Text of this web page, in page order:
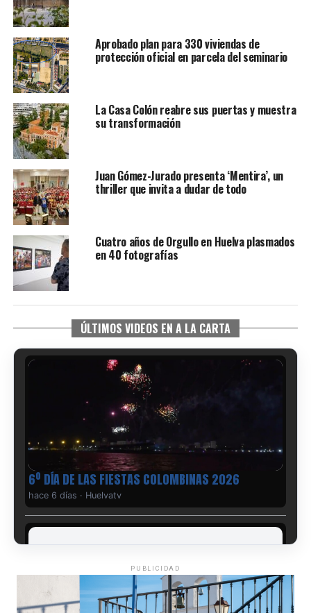
Aprobado plan para 330 viviendas de
protección oficial en parcela del seminario
La Casa Colón reabre sus puertas y muestra
su transformación
Juan Gómez-Jurado presenta ‘Mentira’, un
thriller que invita a dudar de todo
Cuatro años de Orgullo en Huelva plasmados
en 40 fotografías
ÚLTIMOS VIDEOS EN A LA CARTA
6º DÍA DE LAS FIESTAS COLOMBINAS 2026
hace 6 días · Huelvatv
PUBLICIDAD